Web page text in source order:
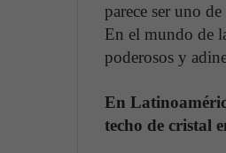
parece ser uno
En el mundo de
poderosos y
En
techo de cristal